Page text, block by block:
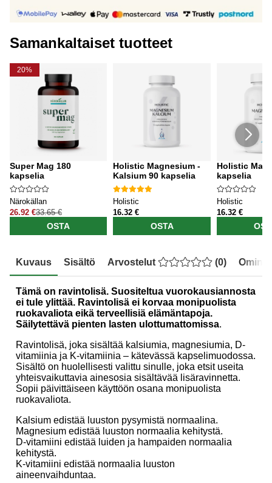
Samankaltaiset tuotteet
20%
Super Mag 180
kapselia
Närokällan
26.92 €33.65 €
OSTA
Holistic Magnesium -
Kalsium 90 kapselia
Holistic
16.32 €
OSTA
Holistic
kapselia
Holistic
16.32 €
Kuvaus Sisältö Arvostelut (0)
Tämä on ravintolisä. Suositeltua vuorokausiannosta
ei tule ylittää. Ravintolisä ei korvaa monipuolista
ruokavaliota eikä terveellisiä elämäntapoja.
Säilytettävä pienten lasten ulottumattomissa.
Ravintolisä, joka sisältää kalsiumia, magnesiumia, D-
vitamiinia ja K-vitamiinia – kätevässä kapselimuodossa.
Sisältö on huolellisesti valittu sinulle, joka etsit useita
yhteisvaikuttavia ainesosia sisältävää lisäravinnetta.
Sopii päivittäiseen käyttöön osana monipuolista
ruokavaliota.
Kalsium edistää luuston pysymistä normaalina.
Magnesium edistää luuston normaalia kehitystä.
D-vitamiini edistää luiden ja hampaiden normaalia
kehitystä.
K-vitamiini edistää normaalia luuston
aineenvaihduntaa.